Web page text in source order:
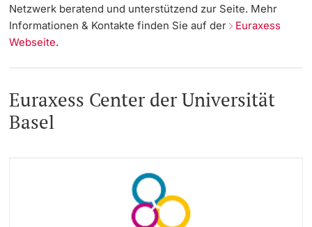
Netzwerk beratend und unterstützend zur Seite. Mehr
Informationen & Kontakte finden Sie auf der Euraxess
Webseite.
Euraxess Center der Universität
Basel